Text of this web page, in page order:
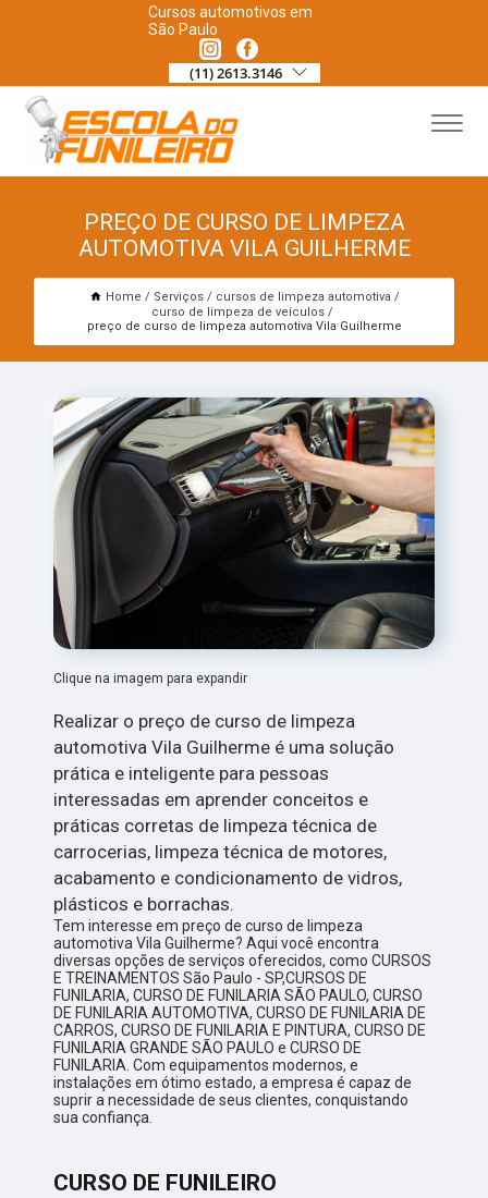
Cursos automotivos em
São Paulo
(11) 2613.3146
PREÇO DE CURSO DE LIMPEZA
AUTOMOTIVA VILA GUILHERME
Home Serviços
cursos de limpeza automotiva
curso de limpeza de veículos
preço de curso de limpeza automotiva Vila Guilherme
Clique na imagem para expandir
Realizar o preço de curso de limpeza
automotiva Vila Guilherme é uma solução
prática e inteligente para pessoas
interessadas em aprender conceitos e
práticas corretas de limpeza técnica de
carrocerias, limpeza técnica de motores,
acabamento e condicionamento de vidros,
plásticos e borrachas.
Tem interesse em preço de curso de limpeza
automotiva Vila Guilherme? Aqui você encontra
diversas opções de serviços oferecidos, como CURSOS
E TREINAMENTOS São Paulo - SP,CURSOS DE
FUNILARIA, CURSO DE FUNILARIA SÃO PAULO, CURSO
DE FUNILARIA AUTOMOTIVA, CURSO DE FUNILARIA DE
CARROS, CURSO DE FUNILARIA E PINTURA, CURSO DE
FUNILARIA GRANDE SÃO PAULO e CURSO DE
FUNILARIA. Com equipamentos modernos, e
instalações em ótimo estado, a empresa é capaz de
suprir a necessidade de seus clientes, conquistando
sua confiança.
CURSO DE FUNILEIRO